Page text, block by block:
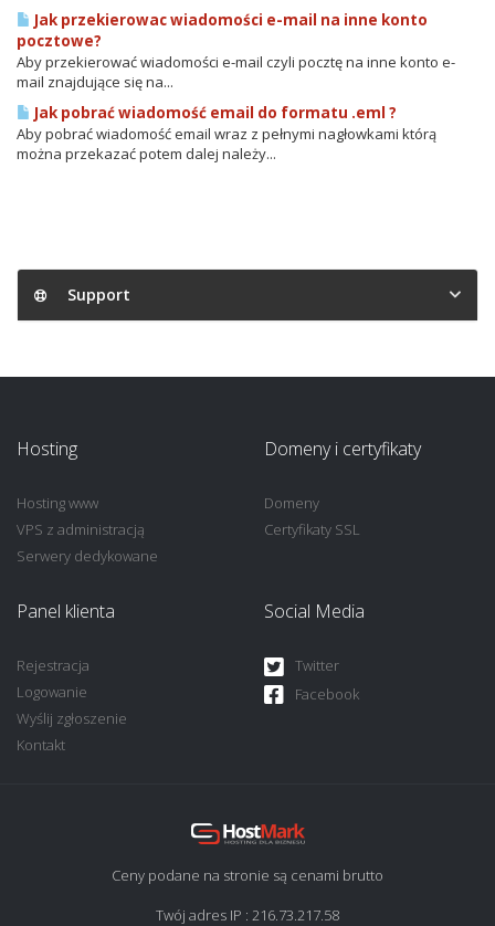
Jak przekierowac wiadomości e-mail na inne konto
pocztowe?
Aby przekierować wiadomości e-mail czyli pocztę na inne konto e-
mail znajdujące się na...
Jak pobrać wiadomość email do formatu .eml ?
Aby pobrać wiadomość email wraz z pełnymi nagłowkami którą
można przekazać potem dalej należy...
Support
Hosting
Hosting www
VPS z administracją
Serwery dedykowane
Domeny i certyfikaty
Domeny
Certyfikaty SSL
Panel klienta
Rejestracja
Logowanie
Wyślij zgłoszenie
Kontakt
Social Media
Twitter
Facebook
Ceny podane na stronie są cenami brutto
Twój adres IP : 216.73.217.58